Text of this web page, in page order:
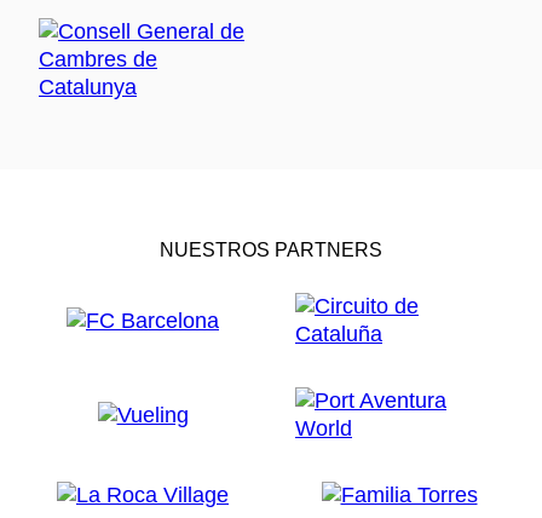
NUESTROS PARTNERS